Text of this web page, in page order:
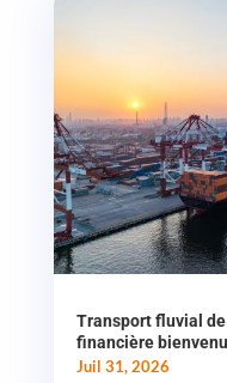
Transport fluvial
financière
Juil 31, 2026